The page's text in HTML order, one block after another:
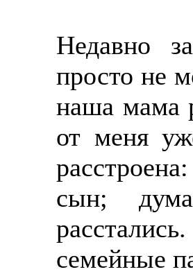
Недавно
просто не
наша мама
от меня
сын;
семейные